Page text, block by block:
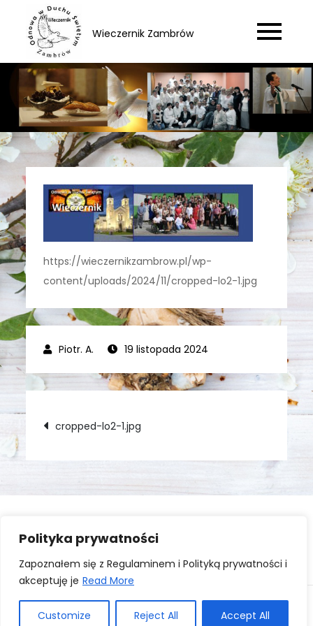
Polityka prywatności
Zapoznałem się z Regulaminem i Polityką prywatności i
akceptuję je Read More
Customize Reject All Accept All
content
Wieczernik Zambrów
https://wieczernikzambrow.pl/wp-
content/uploads/2024/11/cropped-lo2-1.jpg
19 listopada 2024
Nawigacja
wpisu
cropped-lo2-1.jpg
Zaloguj się
Copyright © All rights reserved. Theme Kourtier Blog